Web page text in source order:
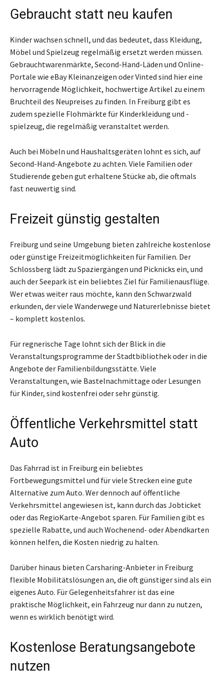
Gebraucht statt neu kaufen
Kinder wachsen schnell, und das bedeutet, dass Kleidung,
Möbel und Spielzeug regelmäßig ersetzt werden müssen.
Gebrauchtwarenmärkte, Second-Hand-Läden und Online-
Portale wie eBay Kleinanzeigen oder Vinted sind hier eine
hervorragende Möglichkeit, hochwertige Artikel zu einem
Bruchteil des Neupreises zu finden. In Freiburg gibt es
zudem spezielle Flohmärkte für Kinderkleidung und -
spielzeug, die regelmäßig veranstaltet werden.
Auch bei Möbeln und Haushaltsgeräten lohnt es sich, auf
Second-Hand-Angebote zu achten. Viele Familien oder
Studierende geben gut erhaltene Stücke ab, die oftmals
fast neuwertig sind.
Freizeit günstig gestalten
Freiburg und seine Umgebung bieten zahlreiche kostenlose
oder günstige Freizeitmöglichkeiten für Familien. Der
Schlossberg lädt zu Spaziergängen und Picknicks ein, und
auch der Seepark ist ein beliebtes Ziel für Familienausflüge.
Wer etwas weiter raus möchte, kann den Schwarzwald
erkunden, der viele Wanderwege und Naturerlebnisse bietet
– komplett kostenlos.
Für regnerische Tage lohnt sich der Blick in die
Veranstaltungsprogramme der Stadtbibliothek oder in die
Angebote der Familienbildungsstätte. Viele
Veranstaltungen, wie Bastelnachmittage oder Lesungen
für Kinder, sind kostenfrei oder sehr günstig.
Öffentliche Verkehrsmittel statt
Auto
Das Fahrrad ist in Freiburg ein beliebtes
Fortbewegungsmittel und für viele Strecken eine gute
Alternative zum Auto. Wer dennoch auf öffentliche
Verkehrsmittel angewiesen ist, kann durch das Jobticket
oder das RegioKarte-Angebot sparen. Für Familien gibt es
spezielle Rabatte, und auch Wochenend- oder Abendkarten
können helfen, die Kosten niedrig zu halten.
Darüber hinaus bieten Carsharing-Anbieter in Freiburg
flexible Mobilitätslösungen an, die oft günstiger sind als ein
eigenes Auto. Für Gelegenheitsfahrer ist das eine
praktische Möglichkeit, ein Fahrzeug nur dann zu nutzen,
wenn es wirklich benötigt wird.
Kostenlose Beratungsangebote
nutzen